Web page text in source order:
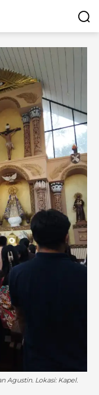
Agustin. Lokasi: Kapel.